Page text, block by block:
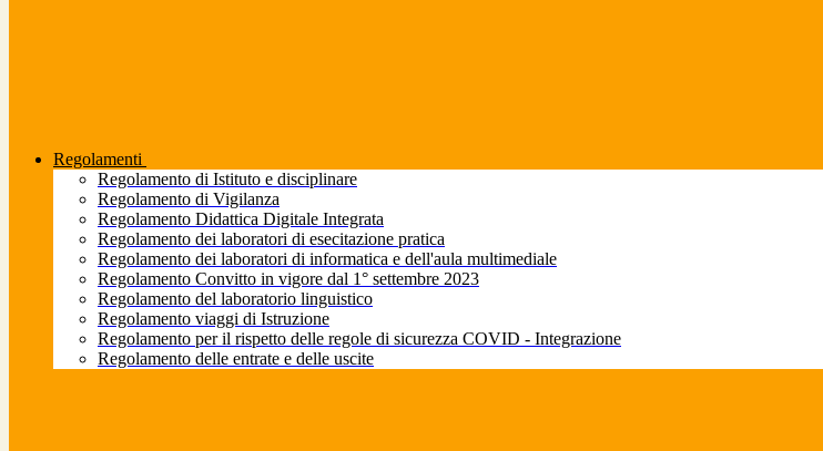
Regolamenti
Regolamento di Istituto e disciplinare
Regolamento di Vigilanza
Regolamento Didattica Digitale Integrata
Regolamento dei laboratori di esecitazione pratica
Regolamento dei laboratori di informatica e dell'aula multimediale
Regolamento Convitto in vigore dal 1° settembre 2023
Regolamento del laboratorio linguistico
Regolamento viaggi di Istruzione
Regolamento per il rispetto delle regole di sicurezza COVID - Integrazione
Regolamento delle entrate e delle uscite